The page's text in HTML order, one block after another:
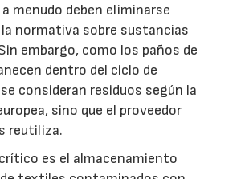
menudo deben eliminarse
normativa sobre sustancias
embargo, como los paños de
dentro del ciclo de
consideran residuos según la
sino que el proveedor
reutiliza.
es el almacenamiento